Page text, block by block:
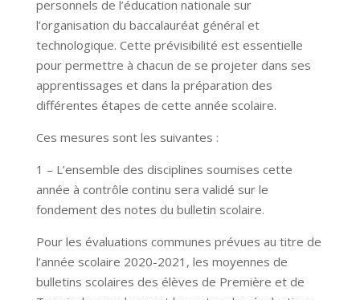
personnels de l’éducation nationale sur
l’organisation du baccalauréat général et
technologique. Cette prévisibilité est essentielle
pour permettre à chacun de se projeter dans ses
apprentissages et dans la préparation des
différentes étapes de cette année scolaire.
Ces mesures sont les suivantes :
1 – L’ensemble des disciplines soumises cette
année à contrôle continu sera validé sur le
fondement des notes du bulletin scolaire.
Pour les évaluations communes prévues au titre de
l’année scolaire 2020-2021, les moyennes de
bulletins scolaires des élèves de Première et de